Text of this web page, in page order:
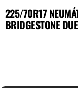
225/70R17
BRIDGESTONE